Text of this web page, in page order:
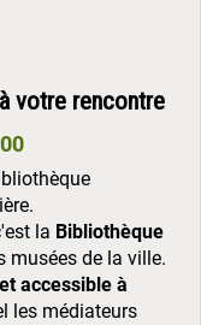
votre rencontre
la Bibliothèque
musées de la ville.
accessible à
les médiateurs